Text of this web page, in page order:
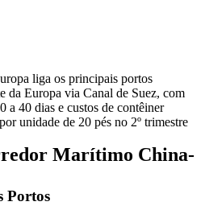
liga os principais portos
da Europa via Canal de Suez, com
a 40 dias e custos de contêiner
unidade de 20 pés no 2º trimestre
Marítimo China-
Portos